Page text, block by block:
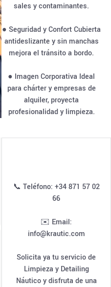
sales y contaminantes.
● Seguridad y Confort Cubierta
antideslizante y sin manchas
mejora el tránsito a bordo.
● Imagen Corporativa Ideal
para chárter y empresas de
alquiler, proyecta
profesionalidad y limpieza.
📞 Teléfono: +34 871 57 02
66
✉️ Email:
info@krautic.com
Solicita ya tu servicio de
Limpieza y Detailing
Náutico y disfruta de una